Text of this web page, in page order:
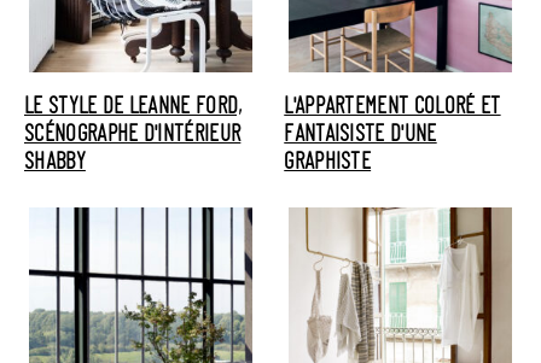
LE STYLE DE LEANNE FORD,
SCÉNOGRAPHE D'INTÉRIEUR
SHABBY
L'APPARTEMENT COLORÉ ET
FANTAISISTE D'UNE
GRAPHISTE